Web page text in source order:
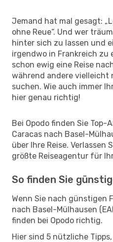
Jemand hat mal gesagt:
ohne Reue“. Und wer
hinter sich zu lassen und
irgendwo in Frankreich zu
schon ewig eine Reise
während andere vielleicht
suchen. Wie auch immer
hier genau richtig!
Bei Opodo finden Sie
Caracas nach Basel-
über Ihre Reise. Verlassen
größte Reiseagentur für
So finden Sie
Wenn Sie nach günstigen
nach Basel-Mülhausen
finden bei Opodo richtig.
Hier sind 5 nützliche